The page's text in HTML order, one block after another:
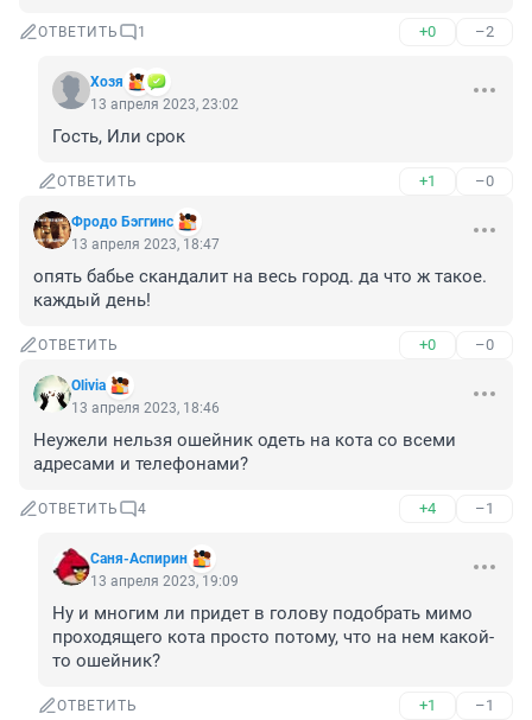
ОТВЕТИТЬ 1 +0 –2
Хозя
13 апреля 2023, 23:02
Гость, Или срок
ОТВЕТИТЬ +1 –0
Фродо Бэггинс
13 апреля 2023, 18:47
опять бабье скандалит на весь город. да что ж такое.
каждый день!
ОТВЕТИТЬ +0 –0
Olivia
13 апреля 2023, 18:46
Неужели нельзя ошейник одеть на кота со всеми
адресами и телефонами?
ОТВЕТИТЬ 4 +4 –1
Саня-Аспирин
13 апреля 2023, 19:09
Ну и многим ли придет в голову подобрать мимо
проходящего кота просто потому, что на нем какой-
то ошейник?
ОТВЕТИТЬ +1 –1